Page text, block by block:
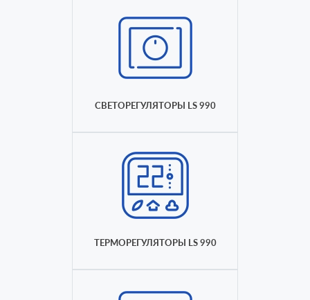
СВЕТОРЕГУЛЯТОРЫ LS 990
ТЕРМОРЕГУЛЯТОРЫ LS 990